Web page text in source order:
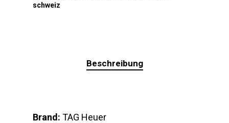
schweiz
Beschreibung
Brand: TAG Heuer